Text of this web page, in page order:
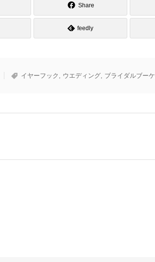
Share
feedly
イヤーフック , ウエディング, ブライダルブーケ